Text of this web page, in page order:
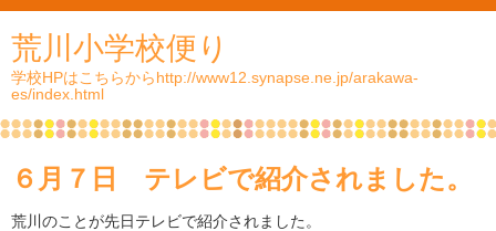
荒川小学校便り
学校HPはこちらからhttp://www12.synapse.ne.jp/arakawa-
es/index.html
６月７日 テレビで紹介されました。
荒川のことが先日テレビで紹介されました。